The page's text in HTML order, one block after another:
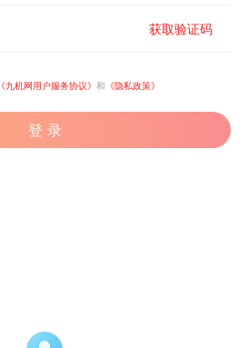
获取验证码
《九机网用户服务协议》 和 《隐私政策》
登 录